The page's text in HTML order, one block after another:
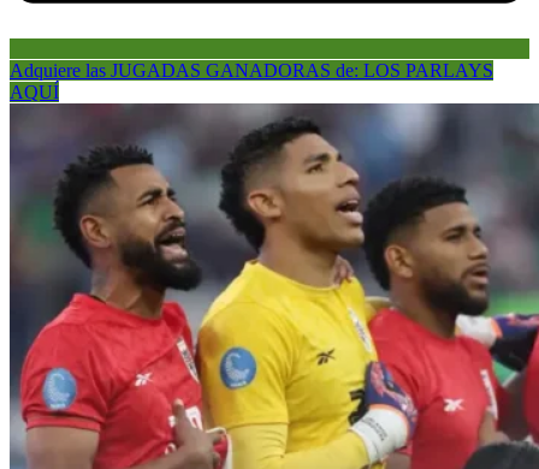
Adquiere las JUGADAS GANADORAS de: LOS PARLAYS
AQUÍ